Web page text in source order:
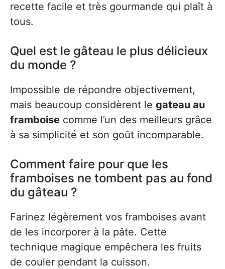
recette facile et très gourmande qui plaît à
tous.
Quel est le gâteau le plus délicieux
du monde ?
Impossible de répondre objectivement,
mais beaucoup considèrent le gateau au
framboise comme l’un des meilleurs grâce
à sa simplicité et son goût incomparable.
Comment faire pour que les
framboises ne tombent pas au fond
du gâteau ?
Farinez légèrement vos framboises avant
de les incorporer à la pâte. Cette
technique magique empêchera les fruits
de couler pendant la cuisson.